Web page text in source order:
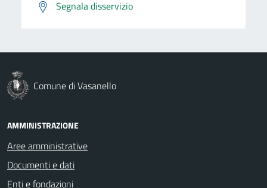
Segnala disservizio
Comune di Vasanello
AMMINISTRAZIONE
Aree amministrative
Documenti e dati
Enti e fondazioni